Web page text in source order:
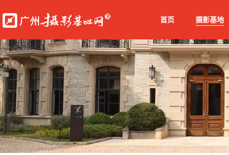
首页 摄影基地